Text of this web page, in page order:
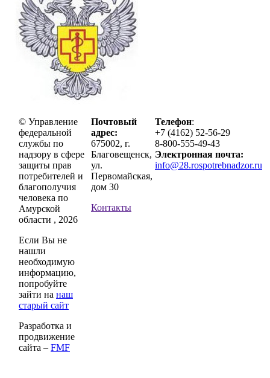
© Управление
федеральной
службы по
надзору в сфере
защиты прав
потребителей и
благополучия
человека по
Амурской
области , 2026
Если Вы не
нашли
необходимую
информацию,
попробуйте
зайти на наш
старый сайт
Разработка и
продвижение
сайта – FMF
Почтовый
адрес:
675002, г.
Благовещенск,
ул.
Первомайская,
дом 30
Контакты
Телефон:
+7 (4162) 52-56-29
8-800-555-49-43
Электронная почта:
info@28.rospotrebnadzor.ru